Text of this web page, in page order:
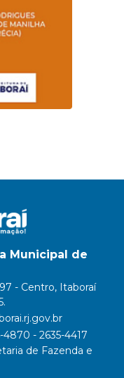
Municipal de
- Centro, Itaboraí
4870 - 2635-4417
de Fazenda e